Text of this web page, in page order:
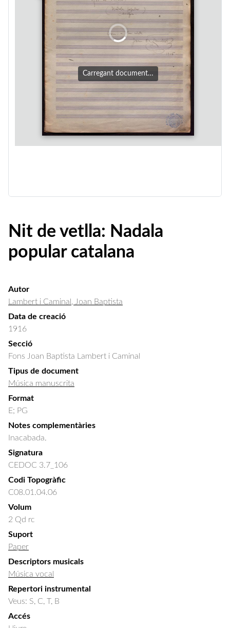
Carregant document…
Nit de vetlla: Nadala
popular catalana
Autor
Lambert i Caminal, Joan Baptista
Data de creació
1916
Secció
Fons Joan Baptista Lambert i Caminal
Tipus de document
Música manuscrita
Format
E; PG
Notes complementàries
Inacabada.
Signatura
CEDOC 3.7_106
Codi Topogràfic
C08.01.04.06
Volum
2 Qd rc
Suport
Paper
Descriptors musicals
Música vocal
Repertori instrumental
Veus: S, C, T, B
Accés